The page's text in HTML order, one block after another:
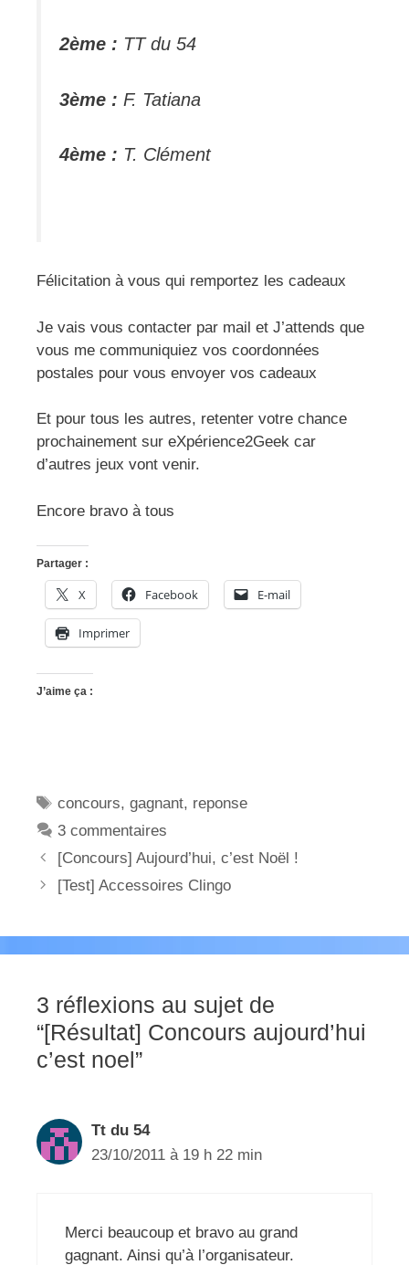
2ème : TT du 54
3ème : F. Tatiana
4ème : T. Clément
Félicitation à vous qui remportez les cadeaux
Je vais vous contacter par mail et J’attends que
vous me communiquiez vos coordonnées
postales pour vous envoyer vos cadeaux
Et pour tous les autres, retenter votre chance
prochainement sur eXpérience2Geek car
d’autres jeux vont venir.
Encore bravo à tous
Partager :
X Facebook E-mail
Imprimer
J’aime ça :
Étiquettes
concours,gagnant, reponse
3 commentaires
[Concours] Aujourd’hui, c’est Noël !
[Test] Accessoires Clingo
3 réflexions au sujet de
“[Résultat] Concours aujourd’hui
c’est noel”
Tt du 54
23/10/2011 à 19 h 22 min
Merci beaucoup et bravo au grand
gagnant. Ainsi qu’à l’organisateur.